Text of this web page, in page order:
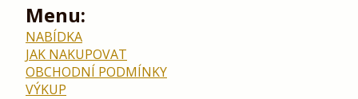
Menu:
NABÍDKA
JAK NAKUPOVAT
OBCHODNÍ PODMÍNKY
VÝKUP